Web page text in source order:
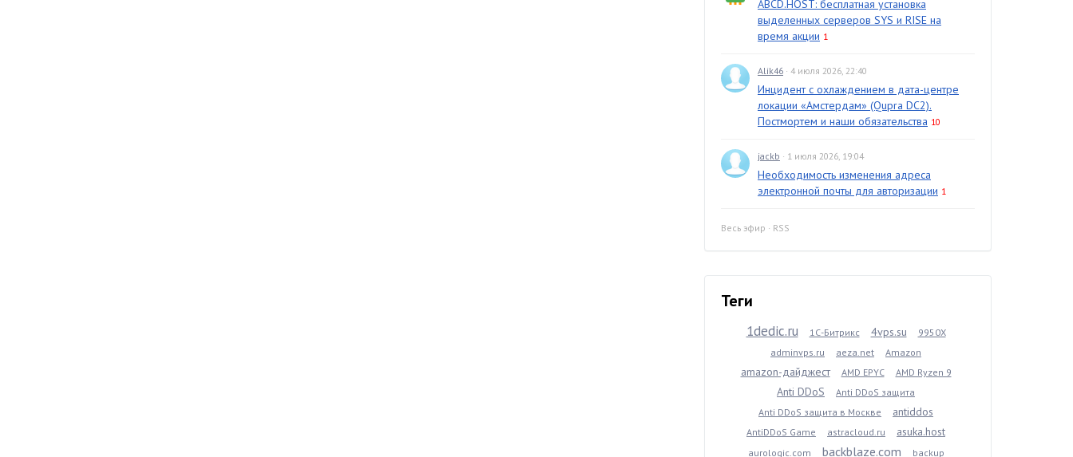
ABCD.HOST: бесплатная установка
выделенных серверов SYS и RISE на
время акции 1
Alik46 · 4 июля 2026, 22:40
Инцидент с охлаждением в дата-центре
локации «Амстердам» (Qupra DC2).
Постмортем и наши обязательства 10
jackb · 1 июля 2026, 19:04
Необходимость изменения адреса
электронной почты для авторизации 1
Весь эфир · RSS
Теги
1dedic.ru 1С-Битрикс 4vps.su
9950X
adminvps.ru
aeza.net Amazon
amazon-дайджест AMD EPYC AMD Ryzen 9
Anti DDoS
Anti DDoS защита
Anti DDoS защита в Москве
antiddos
AntiDDoS Game astracloud.ru asuka.host
aurologic.com backblaze.com backup